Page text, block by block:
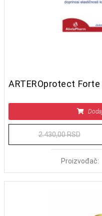
2.430,00 RSD
Proizvođač: